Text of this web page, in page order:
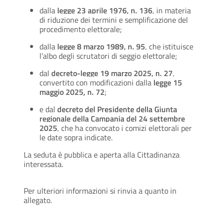
dalla legge 23 aprile 1976, n. 136, in materia
di riduzione dei termini e semplificazione del
procedimento elettorale;
dalla legge 8 marzo 1989, n. 95, che istituisce
l’albo degli scrutatori di seggio elettorale;
dal decreto-legge 19 marzo 2025, n. 27,
convertito con modificazioni dalla legge 15
maggio 2025, n. 72;
e dal decreto del Presidente della Giunta
regionale della Campania del 24 settembre
2025, che ha convocato i comizi elettorali per
le date sopra indicate.
La seduta è pubblica e aperta alla Cittadinanza
interessata.
Per ulteriori informazioni si rinvia a quanto in
allegato.